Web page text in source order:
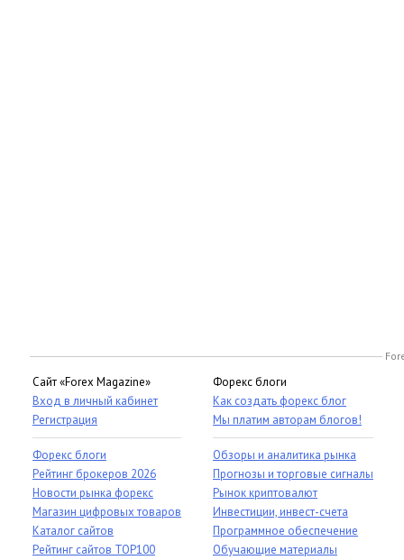
Сайт «Forex Magazine»
Вход в личный кабинет
Регистрация
Форекс блоги
Рейтинг брокеров 2026
Новости рынка форекс
Магазин цифровых товаров
Каталог сайтов
Рейтинг сайтов TOP100
Форекс блоги
Как создать форекс блог
Мы платим авторам блогов!
Обзоры и аналитика рынка
Прогнозы и торговые сигналы
Рынок криптовалют
Инвестиции, инвест-счета
Программное обеспечение
Обучающие материалы